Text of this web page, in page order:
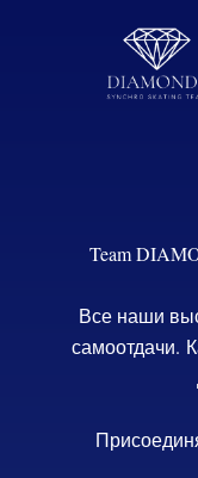
содержимому
Team
Все наши
самоотдачи.